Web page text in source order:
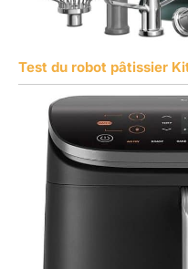
Test du robot pâtissier